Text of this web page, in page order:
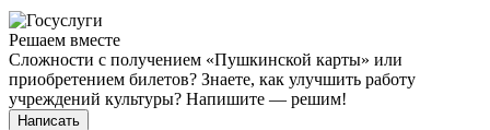
Решаем вместе
Сложности с получением «Пушкинской карты» или
приобретением билетов? Знаете, как улучшить работу
учреждений культуры? Напишите — решим!
Написать